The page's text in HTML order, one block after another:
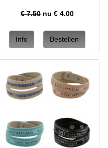
€ 7.50nu €4.00